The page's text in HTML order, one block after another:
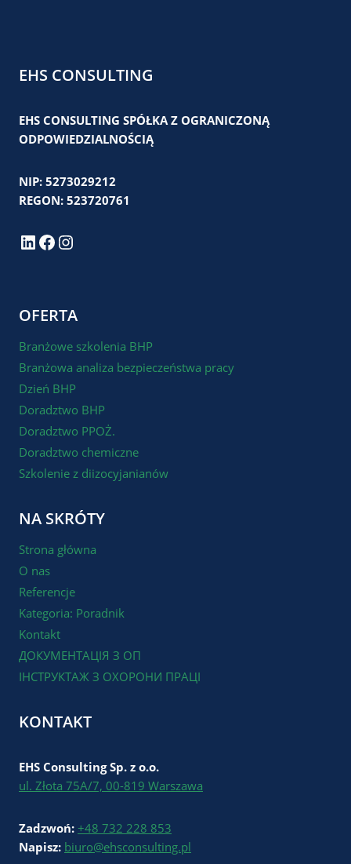
EHS CONSULTING
EHS CONSULTING SPÓŁKA Z OGRANICZONĄ
ODPOWIEDZIALNOŚCIĄ
NIP: 5273029212
REGON: 523720761
LinkedIn
Facebook
Instagram
OFERTA
Branżowe szkolenia BHP
Branżowa analiza bezpieczeństwa pracy
Dzień BHP
Doradztwo BHP
Doradztwo PPOŻ.
Doradztwo chemiczne
Szkolenie z diizocyjanianów
NA SKRÓTY
Strona główna
O nas
Referencje
Kategoria: Poradnik
Kontakt
ДОКУМЕНТАЦІЯ З ОП
ІНСТРУКТАЖ З ОХОРОНИ ПРАЦІ
KONTAKT
EHS Consulting Sp. z o.o.
ul. Złota 75A/7, 00-819 Warszawa
Zadzwoń: +48 732 228 853
Napisz: biuro@ehsconsulting.pl